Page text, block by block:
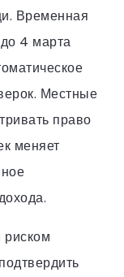
Временная
4 марта
Местные
право
меняет